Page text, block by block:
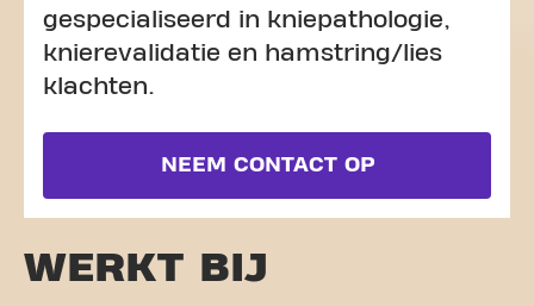
gespecialiseerd in kniepathologie,
knierevalidatie en hamstring/lies
klachten.
NEEM CONTACT OP
WERKT BIJ